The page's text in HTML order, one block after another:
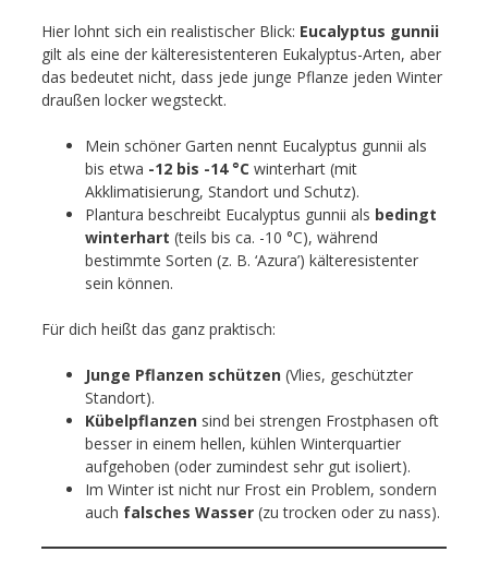
Hier lohnt sich ein realistischer Blick: Eucalyptus gunnii
gilt als eine der kälteresistenteren Eukalyptus-Arten, aber
das bedeutet nicht, dass jede junge Pflanze jeden Winter
draußen locker wegsteckt.
Mein schöner Garten nennt Eucalyptus gunnii als
bis etwa -12 bis -14 °C winterhart (mit
Akklimatisierung, Standort und Schutz).
Plantura beschreibt Eucalyptus gunnii als bedingt
winterhart (teils bis ca. -10 °C), während
bestimmte Sorten (z. B. ‘Azura’) kälteresistenter
sein können.
Für dich heißt das ganz praktisch:
Junge Pflanzen schützen (Vlies, geschützter
Standort).
Kübelpflanzen sind bei strengen Frostphasen oft
besser in einem hellen, kühlen Winterquartier
aufgehoben (oder zumindest sehr gut isoliert).
Im Winter ist nicht nur Frost ein Problem, sondern
auch falsches Wasser (zu trocken oder zu nass).